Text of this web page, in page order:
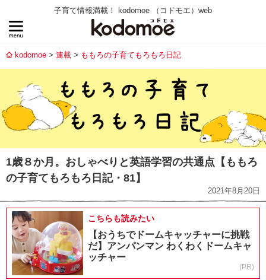
子育て情報満載！ kodomoe （コドモエ）web
kodomoe 連載 ももろの子育てもろもろ日記
1歳８か月。おしゃべりと英語学習の共通点【ももろ
の子育てもろもろ日記・81】
2021年8月20日
こちらも読みたい
【おうちでドームキャッチャーに挑戦
だ】アンパンマン わくわくドームキャ
ッチャー
(PR)